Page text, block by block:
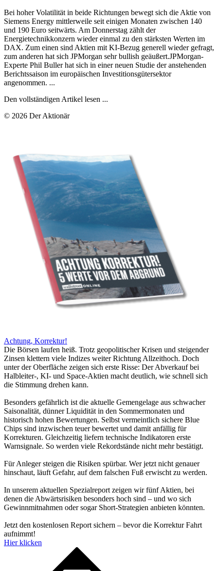
Bei hoher Volatilität in beide Richtungen bewegt sich die Aktie von
Siemens Energy mittlerweile seit einigen Monaten zwischen 140
und 190 Euro seitwärts. Am Donnerstag zählt der
Energietechnikkonzern wieder einmal zu den stärksten Werten im
DAX. Zum einen sind Aktien mit KI-Bezug generell wieder gefragt,
zum anderen hat sich JPMorgan sehr bullish geäußert.JPMorgan-
Experte Phil Buller hat sich in einer neuen Studie der anstehenden
Berichtssaison im europäischen Investitionsgütersektor
angenommen. ...
Den vollständigen Artikel lesen ...
© 2026 Der Aktionär
Achtung, Korrektur!
Die Börsen laufen heiß. Trotz geopolitischer Krisen und steigender
Zinsen klettern viele Indizes weiter Richtung Allzeithoch. Doch
unter der Oberfläche zeigen sich erste Risse: Der Abverkauf bei
Halbleiter-, KI- und Space-Aktien macht deutlich, wie schnell sich
die Stimmung drehen kann.
Besonders gefährlich ist die aktuelle Gemengelage aus schwacher
Saisonalität, dünner Liquidität in den Sommermonaten und
historisch hohen Bewertungen. Selbst vermeintlich sichere Blue
Chips sind inzwischen teuer bewertet und damit anfällig für
Korrekturen. Gleichzeitig liefern technische Indikatoren erste
Warnsignale. So werden viele Rekordstände nicht mehr bestätigt.
Für Anleger steigen die Risiken spürbar. Wer jetzt nicht genauer
hinschaut, läuft Gefahr, auf dem falschen Fuß erwischt zu werden.
In unserem aktuellen Spezialreport zeigen wir fünf Aktien, bei
denen die Abwärtsrisiken besonders hoch sind – und wo sich
Gewinnmitnahmen oder sogar Short-Strategien anbieten könnten.
Jetzt den kostenlosen Report sichern – bevor die Korrektur Fahrt
aufnimmt!
Hier klicken